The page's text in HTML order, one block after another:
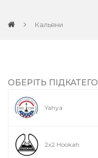
Кальяни
ОБЕРІТЬ
Yahya
2x2 Hookah